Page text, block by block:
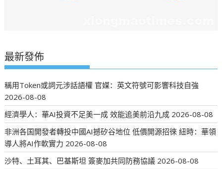
最新發佈
稱用Token或詞元涉話語權 官媒：英文符號可影響科技自強
2026-08-08
經濟學人：華AI投資不足美一成 效能追美前沿九成 2026-08-08
非洲各国開發者轉投中國AI撼矽谷地位 低價開源招徠 紐時：華領
導人將AI作軟實力 2026-08-08
沙特、土耳其、巴基斯坦 簽麥加共同防務協議 2026-08-08